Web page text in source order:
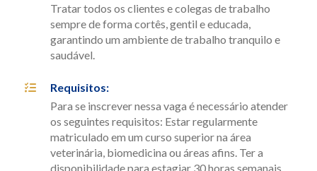
Tratar todos os clientes e colegas de trabalho
sempre de forma cortês, gentil e educada,
garantindo um ambiente de trabalho tranquilo e
saudável.
Requisitos:
Para se inscrever nessa vaga é necessário atender
os seguintes requisitos: Estar regularmente
matriculado em um curso superior na área
veterinária, biomedicina ou áreas afins. Ter a
disponibilidade para estagiar 30 horas semanais,